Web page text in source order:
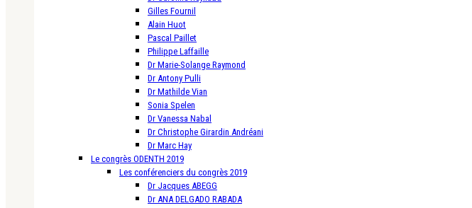
Gilles Fournil
Alain Huot
Pascal Paillet
Philippe Laffaille
Dr Marie-Solange Raymond
Dr Antony Pulli
Dr Mathilde Vian
Sonia Spelen
Dr Vanessa Nabal
Dr Christophe Girardin Andréani
Dr Marc Hay
Le congrès ODENTH 2019
Les conférenciers du congrès 2019
Dr Jacques ABEGG
Dr ANA DELGADO RABADA